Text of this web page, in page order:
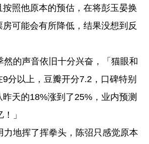
照他原本的预估，在将彭玉晏换
可能会有所降低，结果没想到反
的声音依旧十分兴奋，「猫眼和
分以上，豆瓣开分7.2，口碑特别
天的18%涨到了25%，业内预测
」
地挥了挥拳头，陈弨只感觉原本